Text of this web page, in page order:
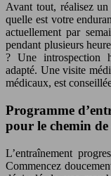
Avant tout, réalisez
quelle est votre
actuellement par
pendant plusieurs
? Une introspection
adapté. Une visite
médicaux, est
Programme
pour le chemin de
L’entraînement
Commencez